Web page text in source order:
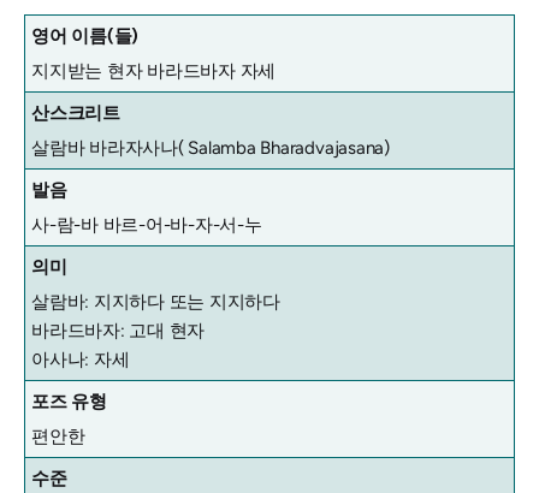
영어 이름(들)
지지받는 현자 바라드바자 자세
산스크리트
살람바 바라자사나( Salamba Bharadvajasana)
발음
사-람-바 바르-어-바-자-서-누
의미
살람바: 지지하다 또는 지지하다
바라드바자: 고대 현자
아사나: 자세
포즈 유형
편안한
수준